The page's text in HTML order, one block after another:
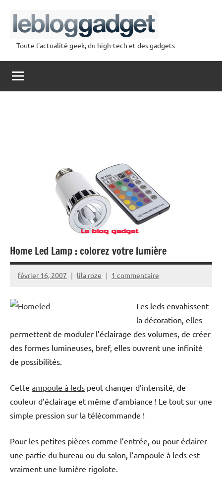
contenu
lebloggadget
Toute l'actualité geek, du high-tech et des gadgets
Home Led Lamp : colorez votre lumière
février 16, 2007 lila roze 1 commentaire
Les leds envahissent
la décoration, elles
permettent de moduler l’éclairage des volumes, de créer
des formes lumineuses, bref, elles ouvrent une infinité
de possibilités.
Cette ampoule à leds peut changer d’intensité, de
couleur d’éclairage et même d’ambiance ! Le tout sur une
simple pression sur la télécommande !
Pour les petites pièces comme l’entrée, ou pour éclairer
une partie du bureau ou du salon, l’ampoule à leds est
vraiment une lumière rigolote.